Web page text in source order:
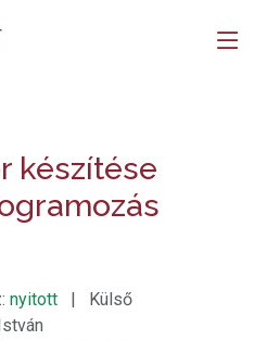
készítése
nyitott | Külső